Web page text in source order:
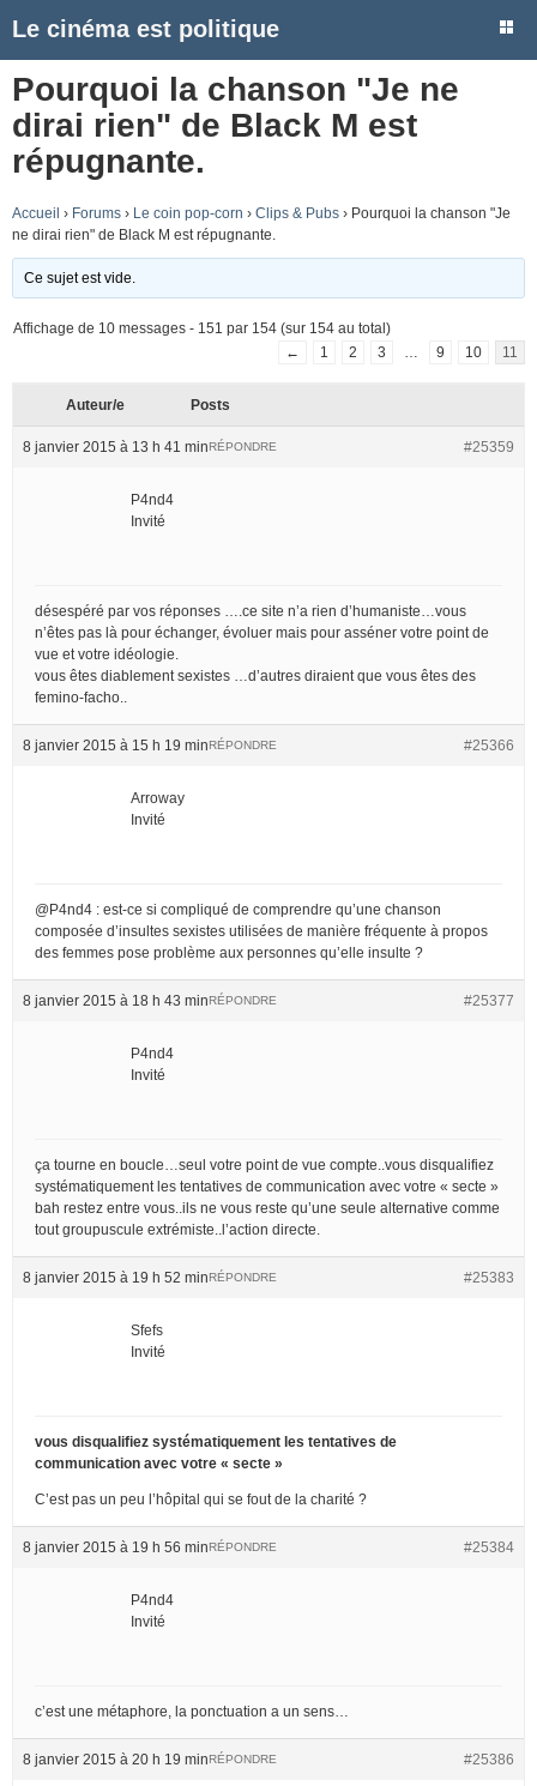
Le cinéma est politique
Pourquoi la chanson "Je ne
dirai rien" de Black M est
répugnante.
Accueil › Forums › Le coin pop-corn › Clips & Pubs › Pourquoi la chanson "Je
ne dirai rien" de Black M est répugnante.
Ce sujet est vide.
Affichage de 10 messages - 151 par 154 (sur 154 au total)
←
1 2 3 9 10 11
Auteur/e Posts
8 janvier 2015 à 13 h 41 min #25359
RÉPONDRE
P4nd4
Invité
désespéré par vos réponses ….ce site n’a rien d’humaniste…vous
n’êtes pas là pour échanger, évoluer mais pour asséner votre point de
vue et votre idéologie.
vous êtes diablement sexistes …d’autres diraient que vous êtes des
femino-facho..
8 janvier 2015 à 15 h 19 min #25366
RÉPONDRE
Arroway
Invité
@P4nd4 : est-ce si compliqué de comprendre qu’une chanson
composée d’insultes sexistes utilisées de manière fréquente à propos
des femmes pose problème aux personnes qu’elle insulte ?
8 janvier 2015 à 18 h 43 min #25377
RÉPONDRE
P4nd4
Invité
ça tourne en boucle…seul votre point de vue compte..vous disqualifiez
systématiquement les tentatives de communication avec votre « secte »
bah restez entre vous..ils ne vous reste qu’une seule alternative comme
tout groupuscule extrémiste..l’action directe.
8 janvier 2015 à 19 h 52 min #25383
RÉPONDRE
Sfefs
Invité
vous disqualifiez systématiquement les tentatives de
communication avec votre « secte »
C’est pas un peu l’hôpital qui se fout de la charité ?
8 janvier 2015 à 19 h 56 min #25384
RÉPONDRE
P4nd4
Invité
c’est une métaphore, la ponctuation a un sens…
8 janvier 2015 à 20 h 19 min #25386
RÉPONDRE